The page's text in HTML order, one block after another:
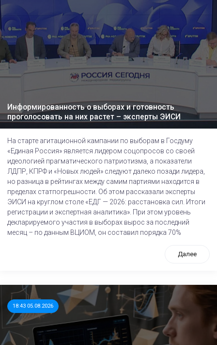
Информированность о выборах и готовность
проголосовать на них растет – эксперты ЭИСИ
На старте агитационной кампании по выборам в Госдуму
«Единая Россия» является лидером соцопросов со своей
идеологией прагматического патриотизма, а показатели
ЛДПР, КПРФ и «Новых людей» следуют далеко позади лидера,
но разница в рейтингах между самим партиями находится в
пределах статпогрешности. Об этом рассказали эксперты
ЭИСИ на круглом столе «ЕДГ — 2026: расстановка сил. Итоги
регистрации и экспертная аналитика». При этом уровень
декларируемого участия в выборах вырос за последний
месяц – по данным ВЦИОМ, он составил порядка 70%
Далее
18:43 05.08.2026